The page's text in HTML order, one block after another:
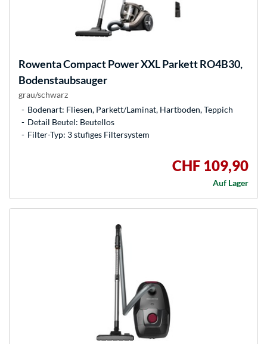
RowentaCompact Power XXL Parkett RO4B30,
Bodenstaubsauger
grau/schwarz
Bodenart: Fliesen, Parkett/Laminat, Hartboden, Teppich
Detail Beutel: Beutellos
Filter-Typ: 3 stufiges Filtersystem
CHF 109,90
Auf Lager